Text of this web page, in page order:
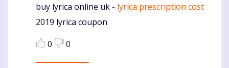
Komentaras
buy lyrica online uk - lyrica prescription cost
2019 lyrica coupon
0
0